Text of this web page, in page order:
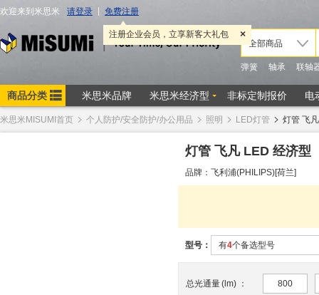
米思米MISUMI首页 个人防护/安全防护/办公用品 照明 LED灯管 灯管 飞
灯管 飞凡 LED 经济型
品牌：飞利浦(PHILIPS)[荷兰]
型号： 有4个备选型号
总光通量( lm) ： 800